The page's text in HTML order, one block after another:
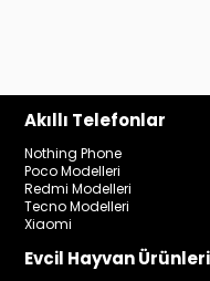
Akıllı Telefonlar
Nothing Phone
Poco Modelleri
Redmi Modelleri
Tecno Modelleri
Xiaomi
Evcil Hayvan Ürünleri